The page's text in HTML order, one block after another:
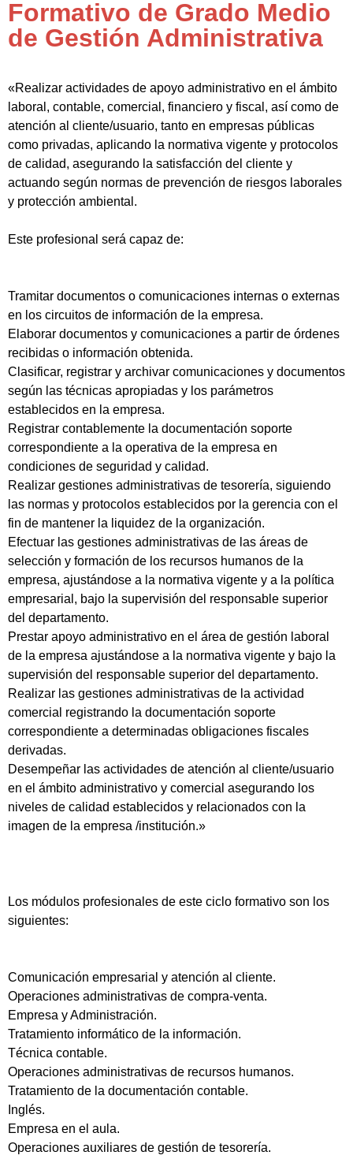
Formativo de Grado Medio
de Gestión Administrativa
«Realizar actividades de apoyo administrativo en el ámbito
laboral, contable, comercial, financiero y fiscal, así como de
atención al cliente/usuario, tanto en empresas públicas
como privadas, aplicando la normativa vigente y protocolos
de calidad, asegurando la satisfacción del cliente y
actuando según normas de prevención de riesgos laborales
y protección ambiental.
Este profesional será capaz de:
Tramitar documentos o comunicaciones internas o externas
en los circuitos de información de la empresa.
Elaborar documentos y comunicaciones a partir de órdenes
recibidas o información obtenida.
Clasificar, registrar y archivar comunicaciones y documentos
según las técnicas apropiadas y los parámetros
establecidos en la empresa.
Registrar contablemente la documentación soporte
correspondiente a la operativa de la empresa en
condiciones de seguridad y calidad.
Realizar gestiones administrativas de tesorería, siguiendo
las normas y protocolos establecidos por la gerencia con el
fin de mantener la liquidez de la organización.
Efectuar las gestiones administrativas de las áreas de
selección y formación de los recursos humanos de la
empresa, ajustándose a la normativa vigente y a la política
empresarial, bajo la supervisión del responsable superior
del departamento.
Prestar apoyo administrativo en el área de gestión laboral
de la empresa ajustándose a la normativa vigente y bajo la
supervisión del responsable superior del departamento.
Realizar las gestiones administrativas de la actividad
comercial registrando la documentación soporte
correspondiente a determinadas obligaciones fiscales
derivadas.
Desempeñar las actividades de atención al cliente/usuario
en el ámbito administrativo y comercial asegurando los
niveles de calidad establecidos y relacionados con la
imagen de la empresa /institución.»
Los módulos profesionales de este ciclo formativo son los
siguientes:
Comunicación empresarial y atención al cliente.
Operaciones administrativas de compra-venta.
Empresa y Administración.
Tratamiento informático de la información.
Técnica contable.
Operaciones administrativas de recursos humanos.
Tratamiento de la documentación contable.
Inglés.
Empresa en el aula.
Operaciones auxiliares de gestión de tesorería.